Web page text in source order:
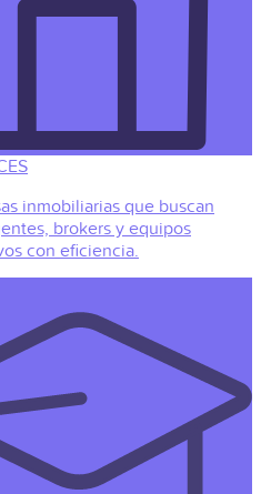
inmobiliarias que buscan
brokers y equipos
con eficiencia.